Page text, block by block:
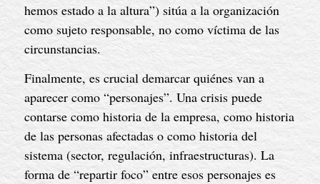
hemos estado a la altura”) sitúa a la organización
como sujeto responsable, no como víctima de las
circunstancias.
Finalmente, es crucial demarcar quiénes van a
aparecer como “personajes”. Una crisis puede
contarse como historia de la empresa, como historia
de las personas afectadas o como historia del
sistema (sector, regulación, infraestructuras). La
forma de “repartir foco” entre esos personajes es